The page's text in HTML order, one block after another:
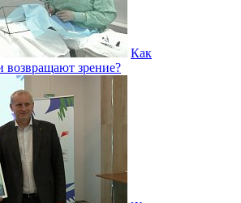
Как
возвращают зрение?